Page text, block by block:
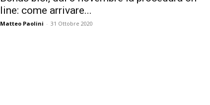
line: come arrivare...
Matteo Paolini - 31 Ottobre 2020